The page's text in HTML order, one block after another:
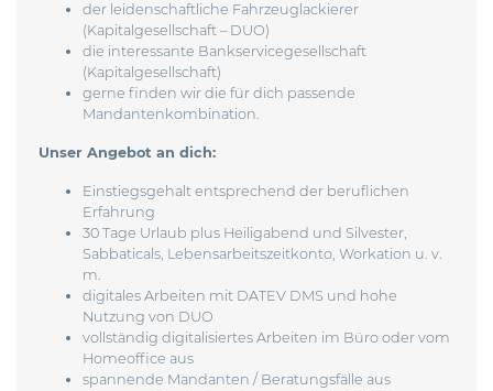
der leidenschaftliche Fahrzeuglackierer
(Kapitalgesellschaft – DUO)
die interessante Bankservicegesellschaft
(Kapitalgesellschaft)
gerne finden wir die für dich passende
Mandantenkombination.
Unser Angebot an dich:
Einstiegsgehalt entsprechend der beruflichen
Erfahrung
30 Tage Urlaub plus Heiligabend und Silvester,
Sabbaticals, Lebensarbeitszeitkonto, Workation u. v.
m.
digitales Arbeiten mit DATEV DMS und hohe
Nutzung von DUO
vollständig digitalisiertes Arbeiten im Büro oder vom
Homeoffice aus
spannende Mandanten / Beratungsfälle aus